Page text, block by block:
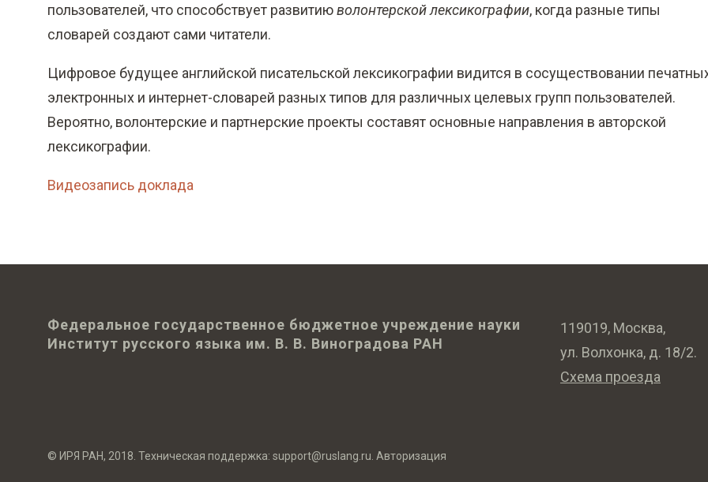
пользователей, что способствует развитиюволонтерской лексикографии, когда разные типы
словарей создают сами читатели.
Цифровое будущее английской писательской лексикографии видится в сосуществовании
электронных и интернет-словарей разных типов для различных целевых групп пользователей.
Вероятно, волонтерские и партнерские проекты составят основные направления в авторской
лексикографии.
Видеозапись доклада
Федеральное государственное бюджетное учреждение науки
Институт русского языка им. В. В. Виноградова РАН
119019, Москва,
ул. Волхонка, д. 18/2.
Схема проезда
© ИРЯ РАН, 2018. Техническая поддержка: support@ruslang.ru Авторизация